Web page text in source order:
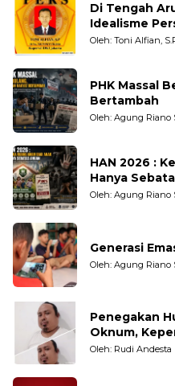
Di Tengah
Idealisme
Oleh: Toni Alfian,
PHK Massal
Bertambah
Oleh: Agung Riano
HAN 2026 :
Hanya
Oleh: Agung Riano
Generasi
Oleh: Agung Riano
Penegakan
Oknum,
Taruhannya
Oleh: Rudi Andesta